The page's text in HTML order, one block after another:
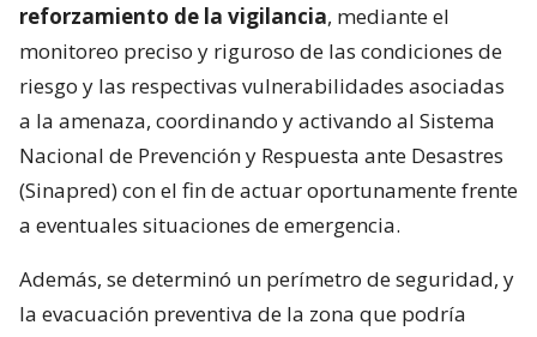
reforzamiento de la vigilancia, mediante el
monitoreo preciso y riguroso de las condiciones de
riesgo y las respectivas vulnerabilidades asociadas
a la amenaza, coordinando y activando al Sistema
Nacional de Prevención y Respuesta ante Desastres
(Sinapred) con el fin de actuar oportunamente frente
a eventuales situaciones de emergencia.
Además, se determinó un perímetro de seguridad, y
la evacuación preventiva de la zona que podría